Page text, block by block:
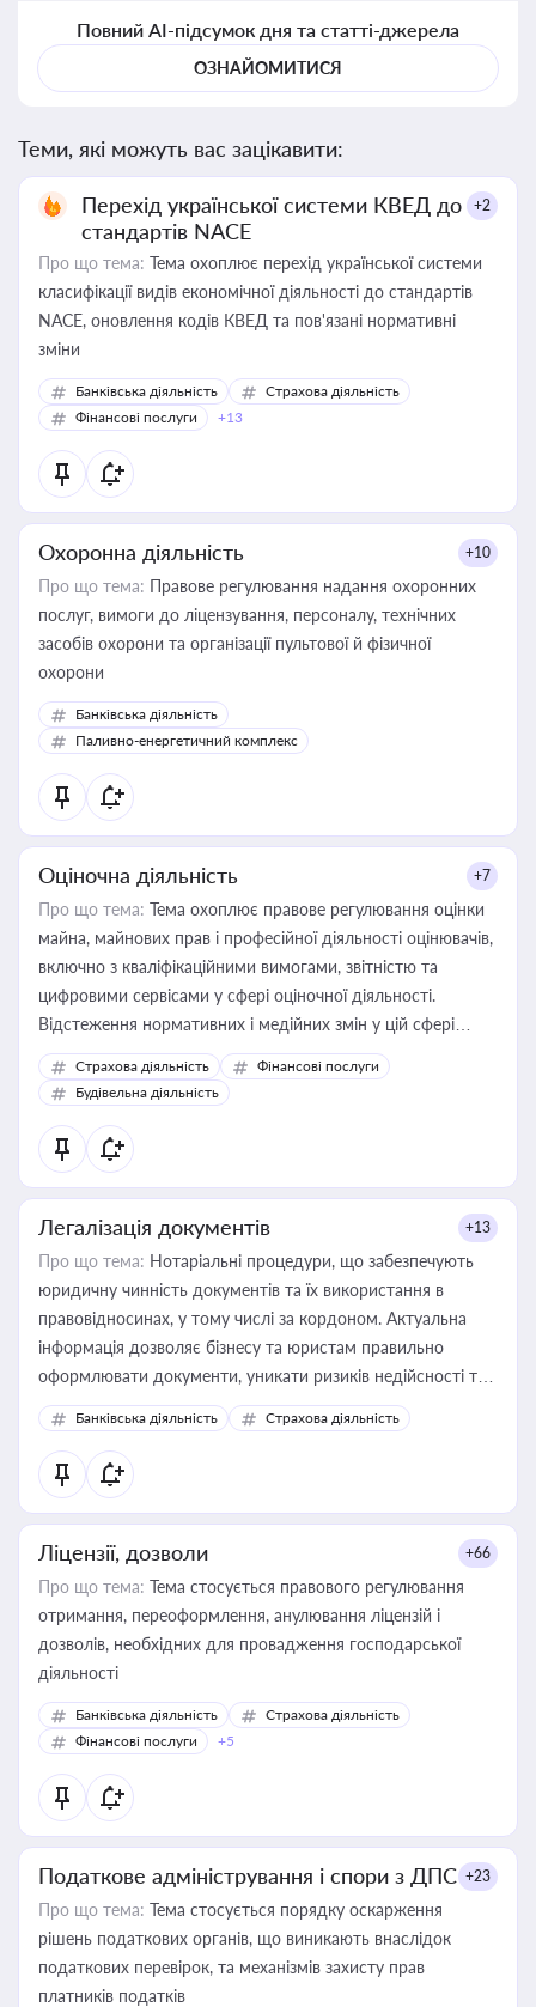
Повний AI-підсумок дня та статті-джерела
ОЗНАЙОМИТИСЯ
Теми, які можуть вас зацікавити:
Перехід української системи КВЕД до
стандартів NACE
+2
Про що тема: Тема охоплює перехід української системи
класифікації видів економічної діяльності до стандартів
NACE, оновлення кодів КВЕД та пов'язані нормативні
зміни
Банківська діяльність
Страхова діяльність
Фінансові послуги
+13
Охоронна діяльність +10
Про що тема: Правове регулювання надання охоронних
послуг, вимоги до ліцензування, персоналу, технічних
засобів охорони та організації пультової й фізичної
охорони
Банківська діяльність
Паливно-енергетичний комплекс
Оціночна діяльність +7
Про що тема: Тема охоплює правове регулювання оцінки
майна, майнових прав і професійної діяльності оцінювачів,
включно з кваліфікаційними вимогами, звітністю та
цифровими сервісами у сфері оціночної діяльності.
Відстеження нормативних і медійних змін у цій сфері
корисне для власника бізнесу, керівника, юриста або
бухгалтера під час оподаткування, приватизації, оренди
державного майна, корпоративних угод і перевірки
статусу суб'єктів оціночної діяльності
Страхова діяльність
Фінансові послуги
Будівельна діяльність
Легалізація документів +13
Про що тема: Нотаріальні процедури, що забезпечують
юридичну чинність документів та їх використання в
правовідносинах, у тому числі за кордоном. Актуальна
інформація дозволяє бізнесу та юристам правильно
оформлювати документи, уникати ризиків недійсності та
забезпечувати їх належне прийняття органами влади та
контрагентами
Банківська діяльність Страхова діяльність
Ліцензії, дозволи +66
Про що тема: Тема стосується правового регулювання
отримання, переоформлення, анулювання ліцензій і
дозволів, необхідних для провадження господарської
діяльності
Банківська діяльність
Страхова діяльність
Фінансові послуги
+5
Податкове адміністрування і спори з ДПС +23
Про що тема: Тема стосується порядку оскарження
рішень податкових органів, що виникають внаслідок
податкових перевірок, та механізмів захисту прав
платників податків